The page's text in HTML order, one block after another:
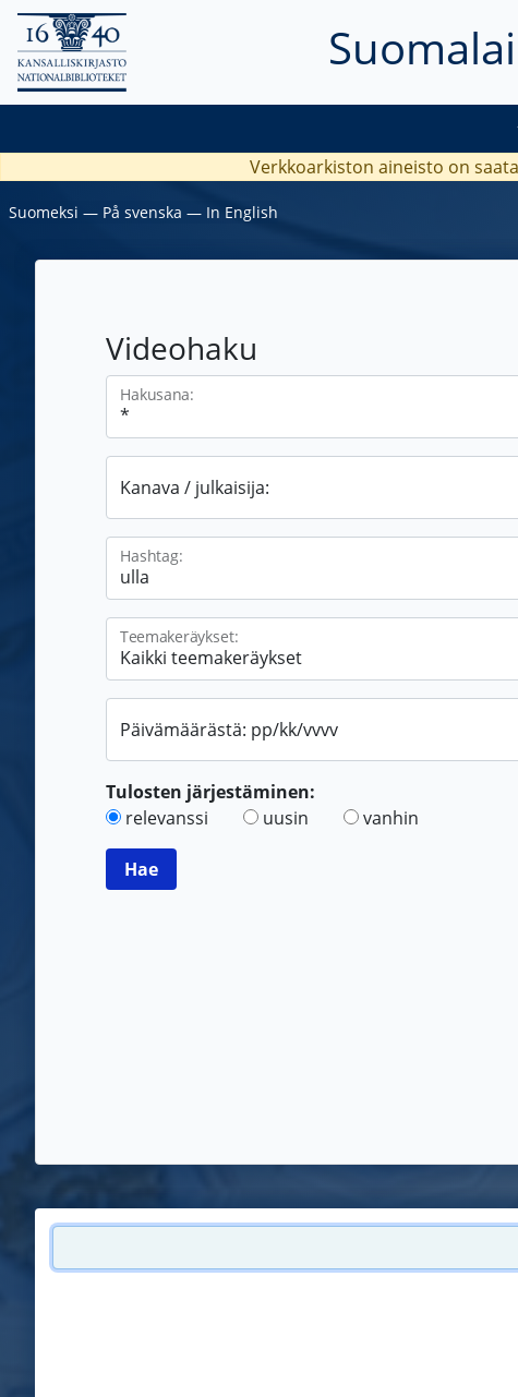
Verkkoarkiston aineisto on
Suomeksi ― På svenska ― In English
Videohaku
Hakusana:
Kanava / julkaisija:
Hashtag:
Teemakeräykset:
Päivämäärästä: pp/kk/vvvv
Tulosten järjestäminen:
relevanssi
uusin vanhin